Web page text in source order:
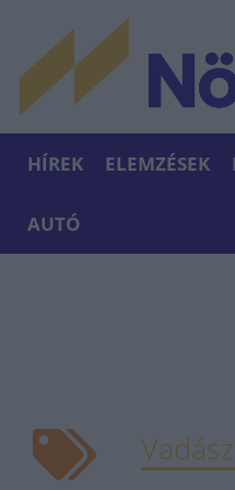
HÍREK ELEMZÉSEK
AUTÓ